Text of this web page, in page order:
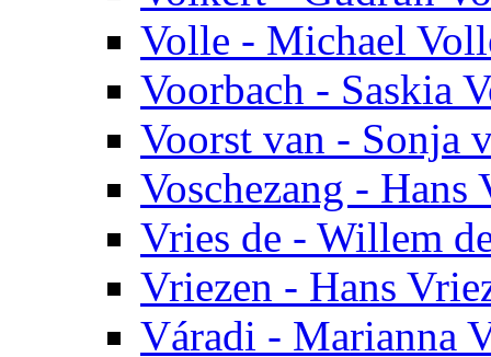
Volle - Michael
Voorbach - Saskia
Voorst van - Sonja
Voschezang - Hans
Vries de - Willem
Vriezen - Hans
Váradi - Marianna